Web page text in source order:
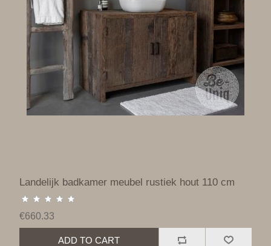
Landelijk badkamer meubel rustiek hout 110 cm
€660.33
ADD TO CART